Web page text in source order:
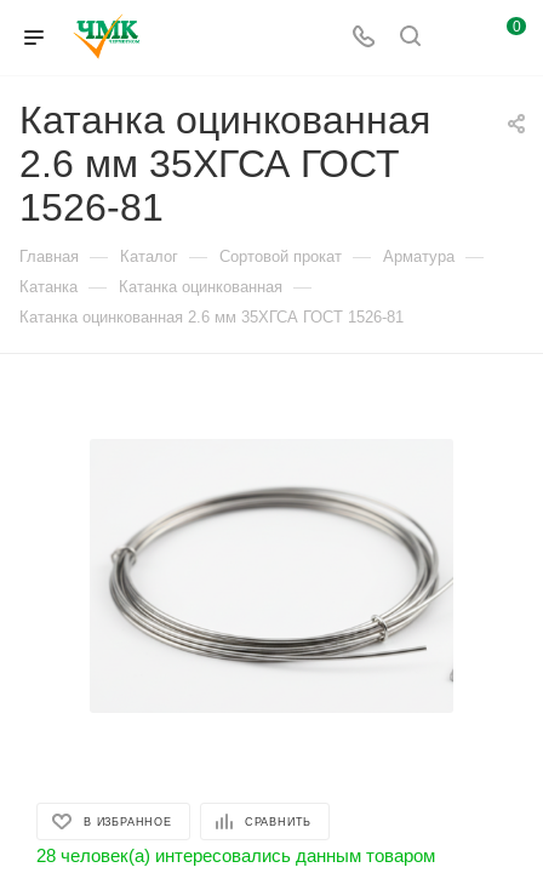
0
Катанка оцинкованная
2.6 мм 35ХГСА ГОСТ
1526-81
Главная — Каталог — Сортовой прокат — Арматура —
Катанка — Катанка оцинкованная —
Катанка оцинкованная 2.6 мм 35ХГСА ГОСТ 1526-81
В ИЗБРАННОЕ СРАВНИТЬ
28 человек(а) интересовались данным товаром